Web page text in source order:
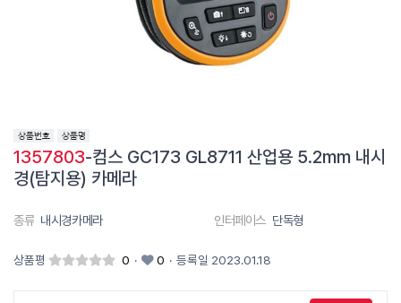
1357803-컴스 GC173 GL8711 산업용 5.2mm 내시
경(탐지용) 카메라
종류 내시경카메라 인터페이스 단독형
상품평 0 · 0 · 등록일 2023.01.18